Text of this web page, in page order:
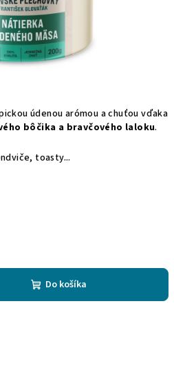
údenou arómou a chuťou vďaka
bôčika a bravčového laloku.
toasty...
Do košíka